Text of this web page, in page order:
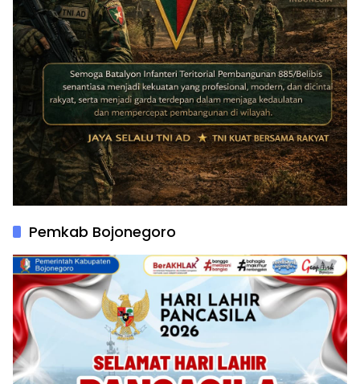
Pemkab Bojonegoro